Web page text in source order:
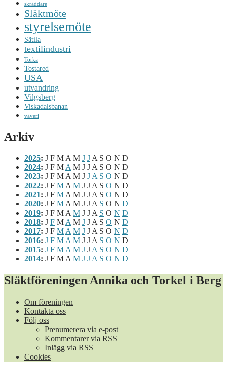
skräddare
Släktmöte
styrelsemöte
Sätila
textilindustri
Torka
Tostared
USA
utvandring
Vilgsberg
Viskadalsbanan
väveri
Arkiv
2025: J F MA M J JA S O N D
2024: J F MA M J JA S O N D
2023: J F MA M J JA S O N D
2022: J F MA M J JA S O N D
2021: J F MA M J JA S O N D
2020: J F MA M J JA S O N D
2019: J F MA M J JA S O N D
2018: J F MA M J JA S O N D
2017: J F MA M J JA S O N D
2016: J F MA M J JA S O N D
2015: J F MA M J JA S O N D
2014: J F MA M J JA S O N D
Släktföreningen Annika och Torkel i Berg
Om föreningen
Kontakta oss
Följ oss
Prenumerera via e-post
Kommentarer via RSS
Inlägg via RSS
Cookies